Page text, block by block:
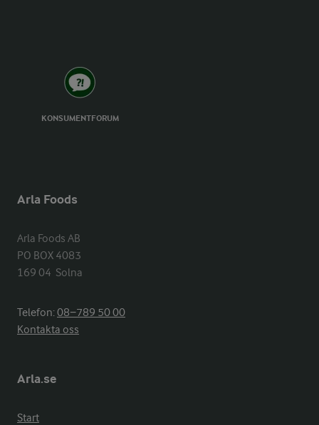
KONSUMENTFORUM
Arla Foods
Arla Foods AB
PO BOX 4083
169 04  Solna
Telefon:08−789 50 00
Kontakta oss
Arla.se
Start